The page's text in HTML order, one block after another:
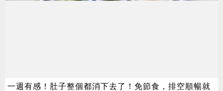
一週有感！肚子整個都消下去了！免節食，排空順暢就